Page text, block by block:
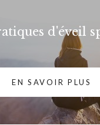
d'éveil
EN SAVOIR PLUS